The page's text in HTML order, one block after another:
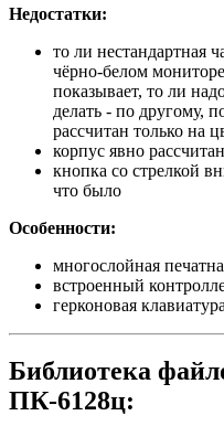
Недостатки:
то ли нестандартная
чёрно-белом
показывает, то ли
делать - по другому,
рассчитан только на
корпус явно
кнопка со стрелкой
что было
Особенности:
многослойная
встроенный
герконовая клавиатура
Библиотека
ПК-6128ц: